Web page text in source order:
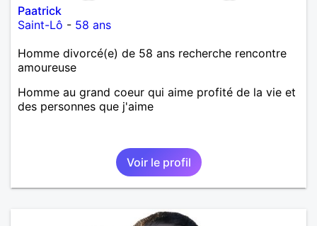
Paatrick
Saint-Lô - 58 ans
Homme divorcé(e) de 58 ans recherche rencontre
amoureuse
Homme au grand coeur qui aime profité de la vie et
des personnes que j'aime
Voir le profil